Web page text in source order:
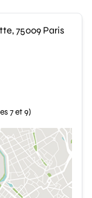
75009 Paris
7 et 9)